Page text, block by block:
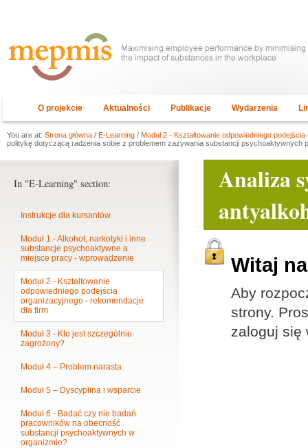
O projekcie Aktualności Publikacje Wydarzenia
You are at: Strona główna / E-Learning / Moduł 2 - Kształtowanie odpowiedniego
politykę dotyczącą radzenia sobie z problemem zażywania substancji psychoaktywnych
Analiza
Witaj
Aby
strony.
zaloguj się
In "E-Learning" section:
Instrukcje dla kursantów
Moduł 1 - Alkohol, narkotyki i inne
substancje psychoaktywne a
miejsce pracy - wprowadzenie
Moduł 2 - Kształtowanie
odpowiedniego podejścia
organizacyjnego - rekomendacje
dla firm
Moduł 3 - Kto jest szczególnie
zagrożony?
Moduł 4 – Problem narasta
Moduł 5 – Dyscyplina i wsparcie
Moduł 6 - Badać czy nie badań
pracowników na obecność
substancji psychoaktywnych w
organizmie?